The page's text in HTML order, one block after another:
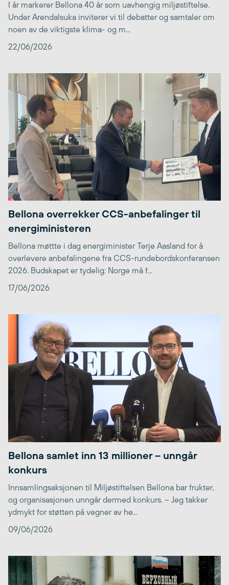
I år markerer Bellona 40 år som uavhengig miljøstiftelse.
Under Arendalsuka inviterer vi til debatter og samtaler om
noen av de viktigste klima- og m...
22/06/2026
Bellona overrekker CCS-anbefalinger til
energiministeren
Bellona møttte i dag energiminister Terje Aasland for å
overlevere anbefalingene fra CCS-rundebordskonferansen
2026. Budskapet er tydelig: Norge må f...
17/06/2026
Bellona samlet inn 13 millioner – unngår
konkurs
Innsamlingsaksjonen til Miljøstiftelsen Bellona bar frukter,
og organisasjonen unngår dermed konkurs. – Jeg takker
ydmykt for støtten på vegner av he...
09/06/2026